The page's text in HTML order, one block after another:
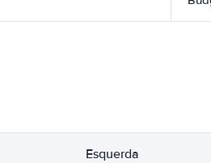
Esquerda